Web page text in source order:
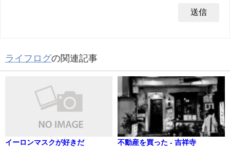
ライフログの関連記事
イーロンマスクが好きだ 不動産を買った - 吉祥寺